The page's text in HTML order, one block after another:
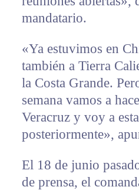
mandatario.
«Ya estuvimos en
también a Tierra
la Costa Grande.
semana vamos a
Veracruz y voy a
posteriormente»,
El 18 de junio
de prensa, el